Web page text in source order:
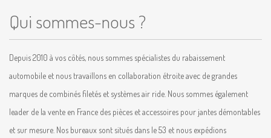
Qui sommes-nous ?
Depuis 2010 à vos côtés, nous sommes spécialistes du rabaissement
automobile et nous travaillons en collaboration étroite avec de grandes
marques de combinés filetés et systèmes air ride. Nous sommes également
leader de la vente en France des pièces et accessoires pour jantes démontables
et sur mesure. Nos bureaux sont situés dans le 53 et nous expédions